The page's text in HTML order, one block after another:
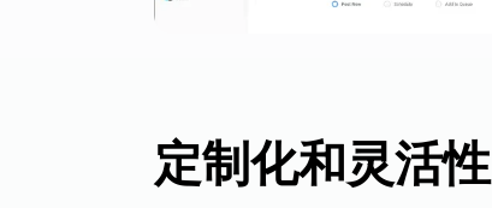
定制化和灵活性